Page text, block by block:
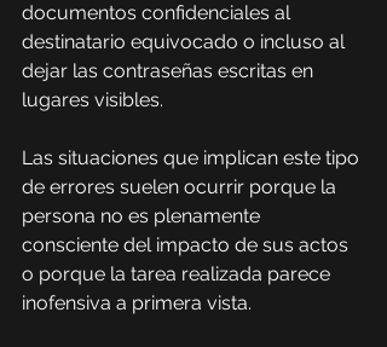
documentos confidenciales al
destinatario equivocado o incluso al
dejar las contraseñas escritas en
lugares visibles.
Las situaciones que implican este tipo
de errores suelen ocurrir porque la
persona no es plenamente
consciente del impacto de sus actos
o porque la tarea realizada parece
inofensiva a primera vista.